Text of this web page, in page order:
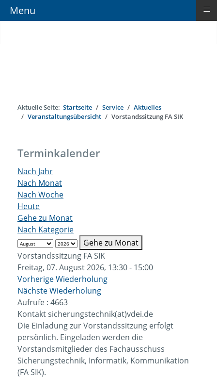
Aktuelle Seite: Startseite Service
Aktuelles
Veranstaltungsübersicht
Vorstandssitzung FA SIK
Terminkalender
Nach Jahr
Nach Monat
Nach Woche
Heute
Gehe zu Monat
Nach Kategorie
Gehe zu Monat
Vorstandssitzung FA SIK
Freitag, 07. August 2026, 13:30 - 15:00
Vorherige Wiederholung
Nächste Wiederholung
Aufrufe : 4663
Kontaktsicherungstechnik(at)vdei.de
Die Einladung zur Vorstandssitzung erfolgt
persönlich. Eingeladen werden die
Vorstandsmitglieder des Fachausschuss
Sicherungstechnik, Informatik, Kommunikation
(FA SIK).
Menu ≡